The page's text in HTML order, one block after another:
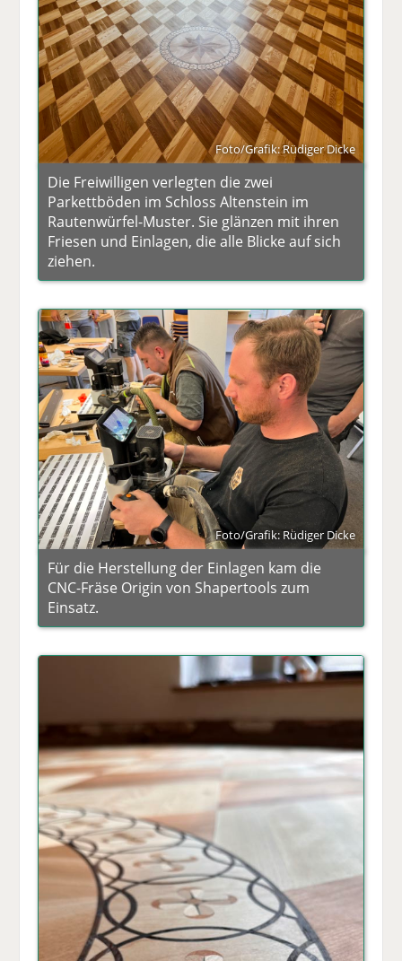
Foto/Grafik: Rüdiger Dicke
Die Freiwilligen verlegten die zwei
Parkettböden im Schloss Altenstein im
Rautenwürfel-Muster. Sie glänzen mit ihren
Friesen und Einlagen, die alle Blicke auf sich
ziehen.
Foto/Grafik: Rüdiger Dicke
Für die Herstellung der Einlagen kam die
CNC-Fräse Origin von Shapertools zum
Einsatz.